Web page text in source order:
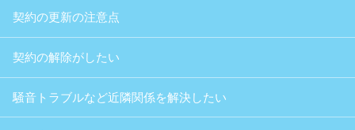
契約の更新の注意点
契約の解除がしたい
騒音トラブルなど近隣関係を解決したい